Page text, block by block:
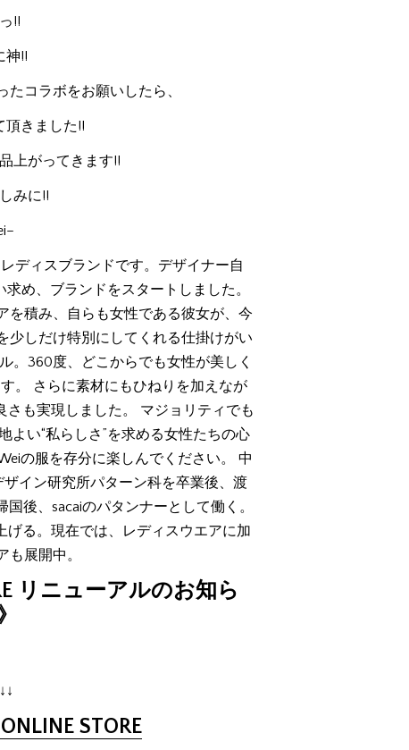
!!
神!!
コラボをお願いしたら、
頂きました!!
上がってきます!!
みに!!
ディスブランドです。デザイナー自
め、ブランドをスタートしました。
を積み、自らも女性である彼女が、今
少しだけ特別にしてくれる仕掛けがい
。360度、どこからでも女性が美しく
。 さらに素材にもひねりを加えなが
も実現しました。 マジョリティでも
よい“私らしさ”を求める女性たちの心
の服を存分に楽しんでください。 中
イン研究所パターン科を卒業後、渡
後、sacaiのパタンナーとして働く。
げる。現在では、レディスウエアに加
も展開中。
リニューアルのお知ら
STORE